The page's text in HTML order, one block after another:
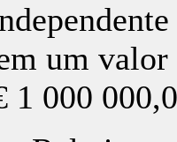
um
1 000